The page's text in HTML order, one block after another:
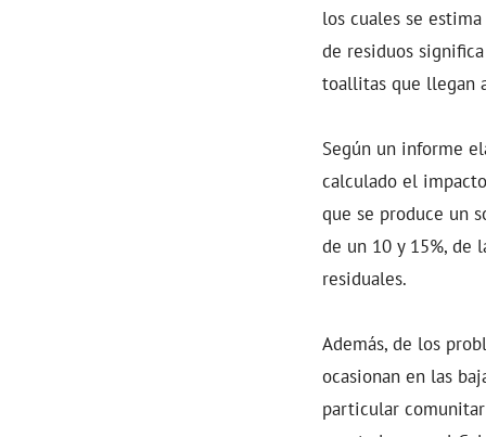
los cuales se
de residuos
toallitas que llegan
Según un informe
calculado el
que se produce un
de un 10 y 15%, de
residuales.
Además, de los
ocasionan en las
particular